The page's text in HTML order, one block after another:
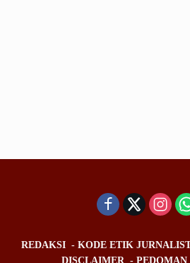
REDAKSI KODE ETIK
DISCLAIMER
PEDOMAN